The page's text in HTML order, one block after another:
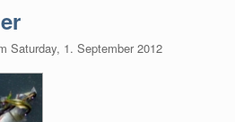
Saturday, 1. September 2012